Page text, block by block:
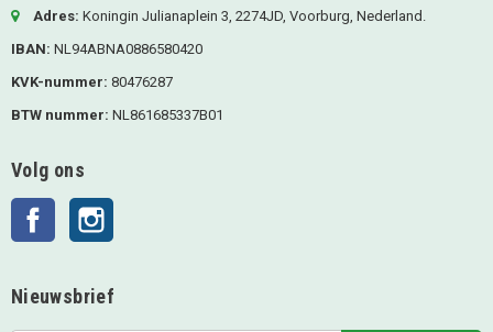
Adres: Koningin Julianaplein 3, 2274JD, Voorburg, Nederland.
IBAN: NL94ABNA0886580420
KVK-nummer: 80476287
BTW nummer: NL861685337B01
Volg ons
Facebook
Nieuwsbrief